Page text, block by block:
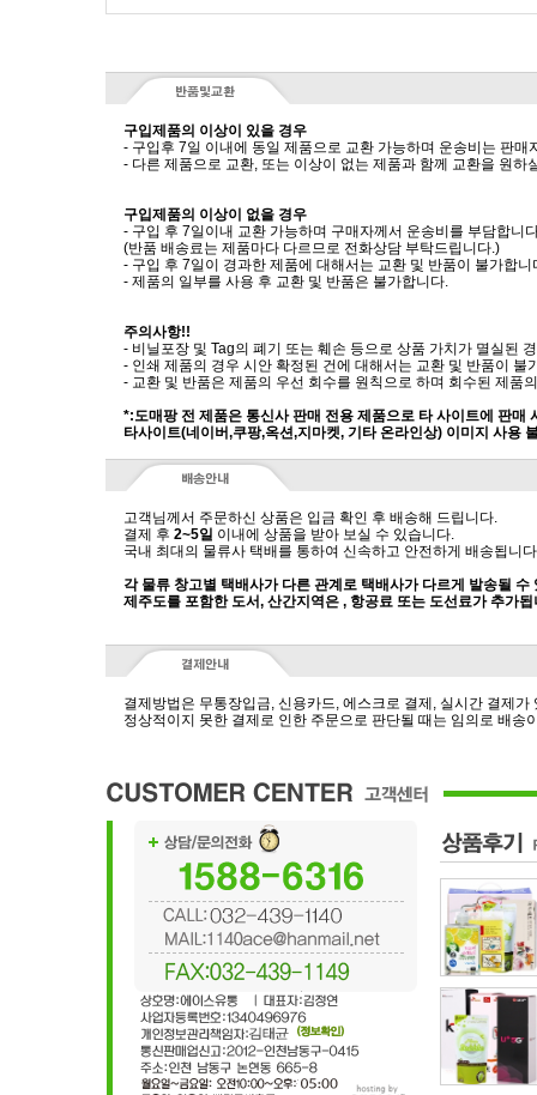
구입제품의 이상이 있을 경우
- 구입후 7일 이내에 동일 제품으로 교환 가능하며 운송비는 판매
- 다른 제품으로 교환, 또는 이상이 없는 제품과 함께 교환을 원하
구입제품의 이상이 없을 경우
- 구입 후 7일이내 교환 가능하며 구매자께서 운송비를 부담합니
(반품 배송료는 제품마다 다르므로 전화상담 부탁드립니다.)
- 구입 후 7일이 경과한 제품에 대해서는 교환 및 반품이 불가합니
- 제품의 일부를 사용 후 교환 및 반품은 불가합니다.
주의사항!!
- 비닐포장 및 Tag의 폐기 또는 훼손 등으로 상품 가치가 멸실된
- 인쇄 제품의 경우 시안 확정된 건에 대해서는 교환 및 반품이 불
- 교환 및 반품은 제품의 우선 회수를 원칙으로 하며 회수된 제품
*:도매팡 전 제품은 통신사 판매 전용 제품으로 타 사이트에 판매
타사이트(네이버,쿠팡,옥션,지마켓, 기타 온라인상) 이미지 사용
고객님께서 주문하신 상품은 입금 확인 후 배송해 드립니다.
결제 후 2~5일 이내에 상품을 받아 보실 수 있습니다.
국내 최대의 물류사 택배를 통하여 신속하고 안전하게 배송됩니
각 물류 창고별 택배사가 다른 관계로 택배사가 다르게 발송될 수
제주도를 포함한 도서, 산간지역은 , 항공료 또는 도선료가 추가됩
결제방법은 무통장입금, 신용카드, 에스크로 결제, 실시간 결제가
정상적이지 못한 결제로 인한 주문으로 판단될 때는 임의로 배송